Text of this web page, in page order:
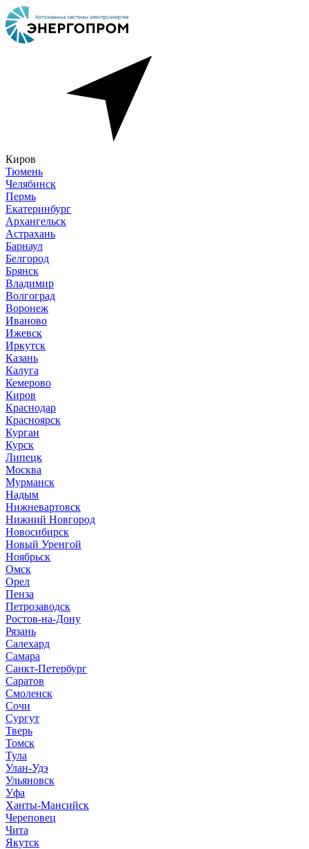
Киров
Тюмень
Челябинск
Пермь
Екатеринбург
Архангельск
Астрахань
Барнаул
Белгород
Брянск
Владимир
Волгоград
Воронеж
Иваново
Ижевск
Иркутск
Казань
Калуга
Кемерово
Киров
Краснодар
Красноярск
Курган
Курск
Липецк
Москва
Мурманск
Надым
Нижневартовск
Нижний Новгород
Новосибирск
Новый Уренгой
Ноябрьск
Омск
Орел
Пенза
Петрозаводск
Ростов-на-Дону
Рязань
Салехард
Самара
Санкт-Петербург
Саратов
Смоленск
Сочи
Сургут
Тверь
Томск
Тула
Улан-Удэ
Ульяновск
Уфа
Ханты-Мансийск
Череповец
Чита
Якутск